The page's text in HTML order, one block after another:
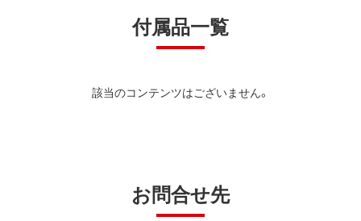
付属品一覧
該当のコンテンツはございません。
お問合せ先